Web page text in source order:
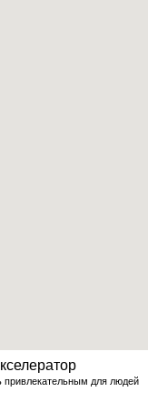
привлекательным для людей